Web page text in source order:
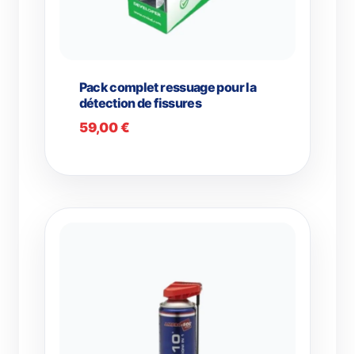
Pack complet ressuage pour la
détection de fissures
59,00€